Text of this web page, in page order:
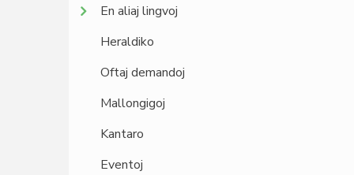
En aliaj lingvoj
Heraldiko
Oftaj demandoj
Mallongigoj
Kantaro
Eventoj